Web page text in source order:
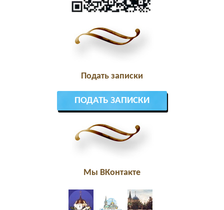
Подать записки
ПОДАТЬ ЗАПИСКИ
Мы ВКонтакте